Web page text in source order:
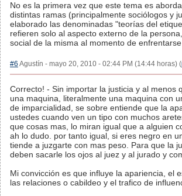
No es la primera vez que este tema es
distintas ramas (principalmente sociólogos y
elaborado las denominadas "teorías del
refieren solo al aspecto externo de la
social de la misma al momento de
#6 Agustín - mayo 20, 2010 - 02:44 PM (14:44 horas) (
Correcto! - Sin importar la justicia y al menos
una maquina, literalmente una maquina con
de imparcialidad, se sobre entiende que la
ustedes cuando ven un tipo con muchos
que cosas mas, lo miran igual que a alguien
ah lo dudo. por tanto igual, si eres negro en
tiende a juzgarte con mas peso. Para que la
deben sacarle los ojos al juez y al jurado y
Mi convicción es que influye la apariencia, el
las relaciones o cabildeo y el trafico de